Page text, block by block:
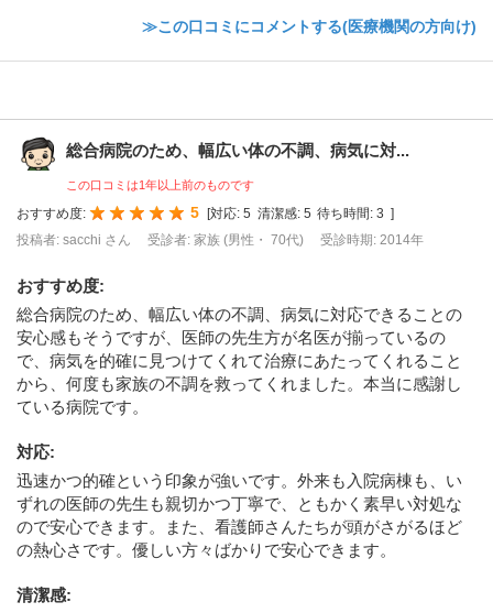
≫この口コミにコメントする(医療機関の方向け)
総合病院のため、幅広い体の不調、病気に対...
この口コミは1年以上前のものです
おすすめ度: 5 対応: 5 清潔感: 5 待ち時間: 3
投稿者: sacchi さん
受診者: 家族 (男性・ 70代) 受診時期: 2014年
おすすめ度:
総合病院のため、幅広い体の不調、病気に対応できることの
安心感もそうですが、医師の先生方が名医が揃っているの
で、病気を的確に見つけてくれて治療にあたってくれること
から、何度も家族の不調を救ってくれました。本当に感謝し
ている病院です。
対応:
迅速かつ的確という印象が強いです。外来も入院病棟も、い
ずれの医師の先生も親切かつ丁寧で、ともかく素早い対処な
ので安心できます。また、看護師さんたちが頭がさがるほど
の熱心さです。優しい方々ばかりで安心できます。
清潔感: